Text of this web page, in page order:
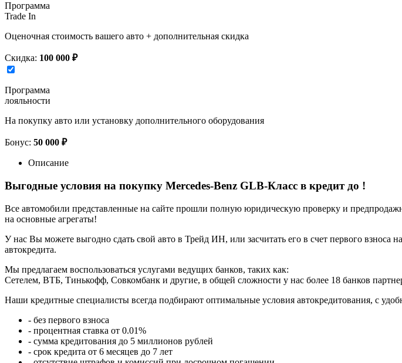
Программа
Trade In
Оценочная стоимость вашего авто + дополнительная скидка
Скидка: 100 000 ₽
Программа
лояльности
На покупку авто или установку дополнительного оборудования
Бонус: 50 000 ₽
Описание
Выгодные условия на покупку Mercedes-Benz GLB-Класс в кредит до !
Все автомобили представленные на сайте прошли полную юридическую проверку и
на основные агрегаты!
У нас Вы можете выгодно сдать свой авто в Трейд ИН, или засчитать его в счет первого взноса
автокредита.
Мы предлагаем воспользоваться услугами ведущих банков, таких как:
Сетелем, ВТБ, Тинькофф, Совкомбанк и другие, в общей сложности у нас более 18 банков
Наши кредитные специалисты всегда подбирают оптимальные условия автокредитования, с
- без первого взноса
- процентная ставка от 0.01%
- сумма кредитования до 5 миллионов рублей
- срок кредита от 6 месяцев до 7 лет